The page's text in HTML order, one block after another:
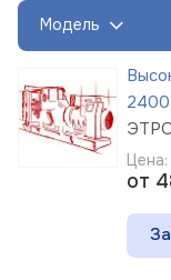
Модель
Цена:
от